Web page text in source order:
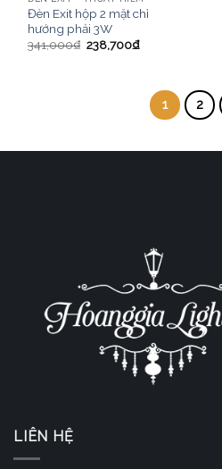
Đèn Exit hộp 2 mặt chỉ
hướng phải 3W
341,000₫ 238,700₫
1 2
LIÊN HỆ